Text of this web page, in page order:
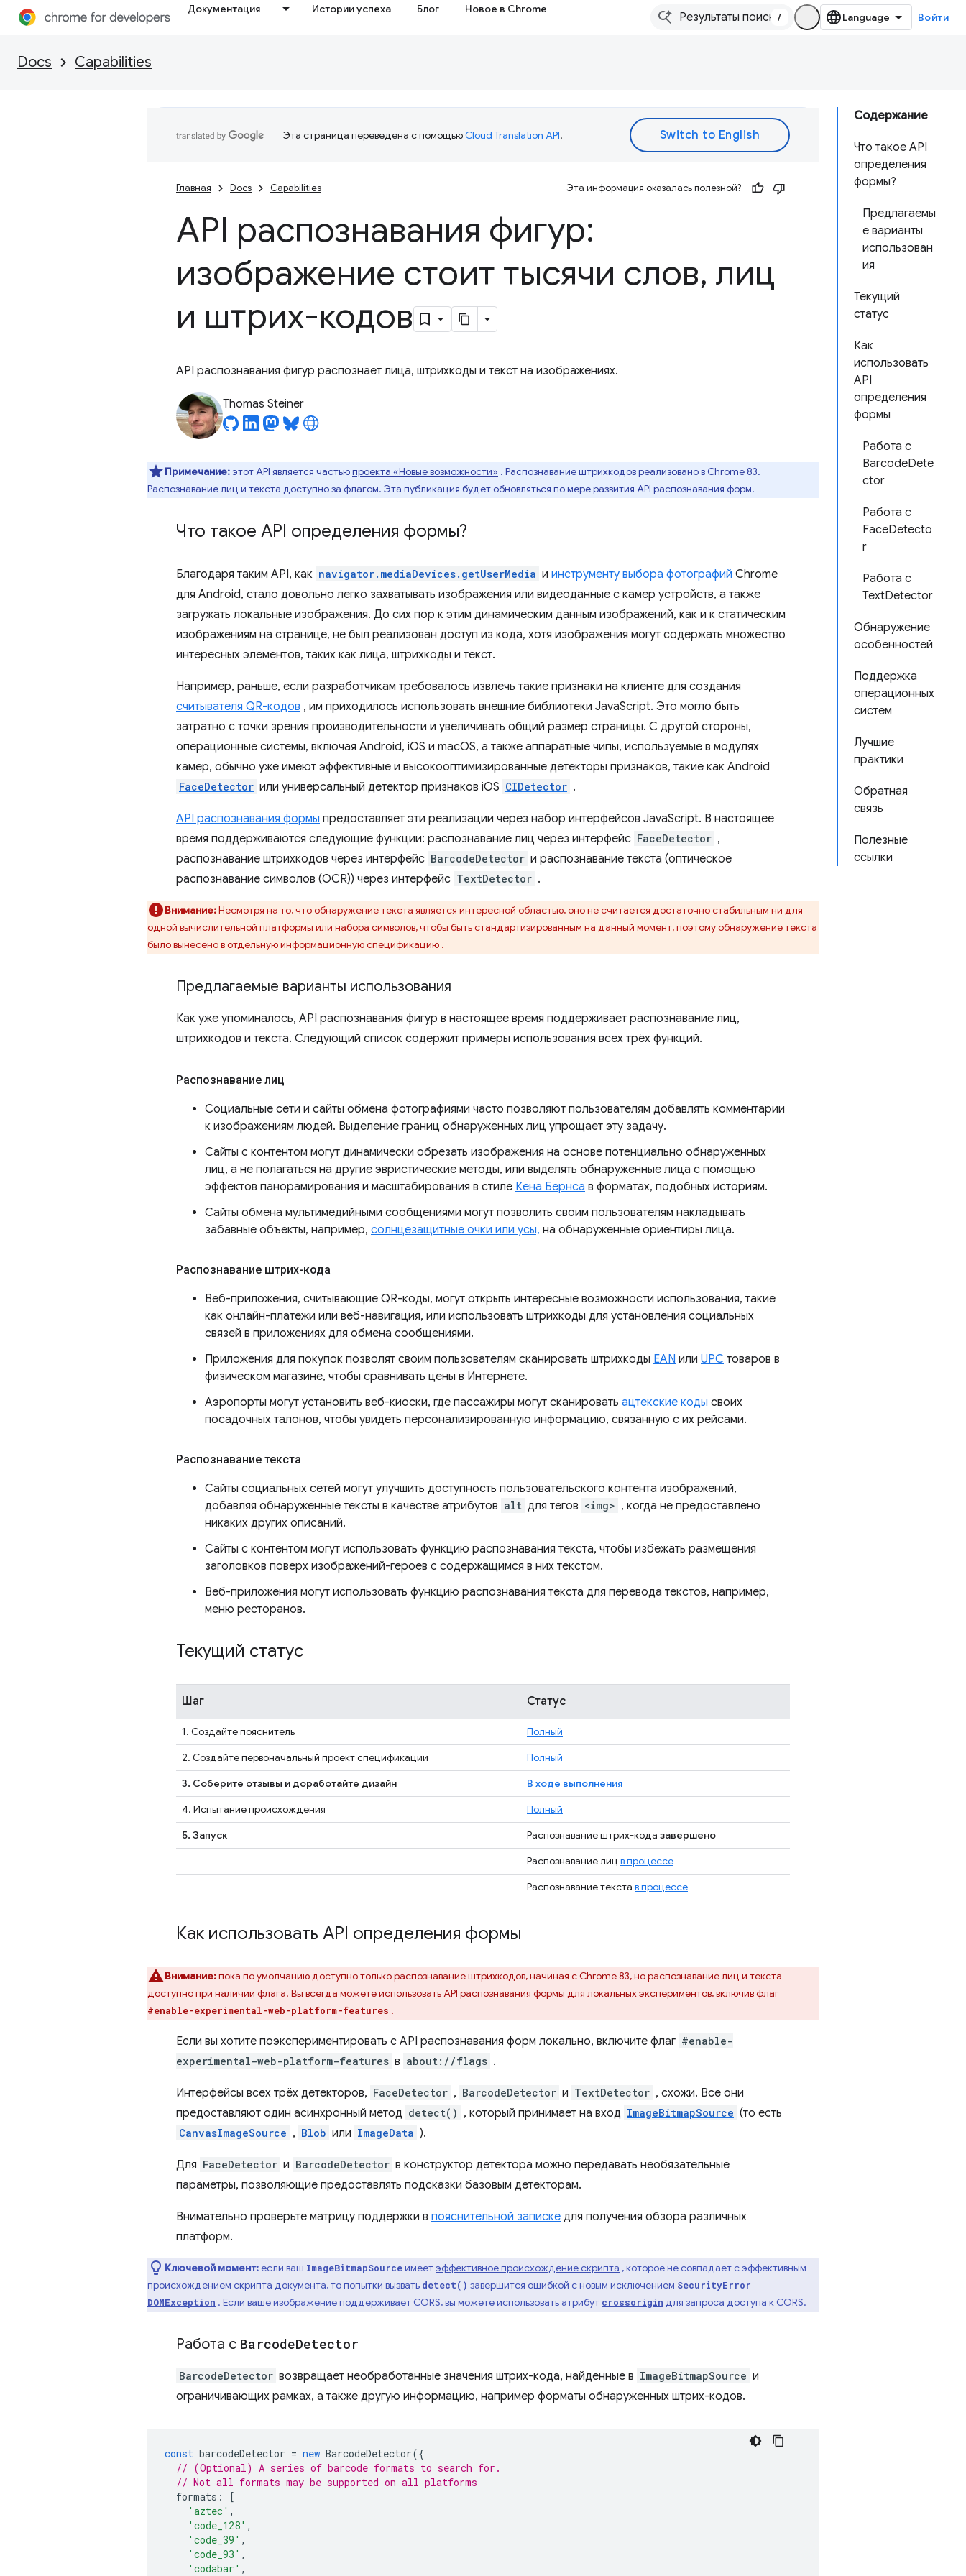
Документация Истории успеха Блог Новое в Chrome
/ Войти
Docs Capabilities
Содержание
Что такое API
определения
формы?
Предлагаемы
е варианты
использован
ия
Текущий
статус
Как
использовать
API
определения
формы
Работа с
BarcodeDete
ctor
Работа с
FaceDetecto
r
Работа с
TextDetector
Обнаружение
особенностей
Поддержка
операционных
систем
Лучшие
практики
Обратная
связь
Полезные
ссылки
Эта страница переведена с помощьюCloud Translation API.
Главная Docs Capabilities Эта информация оказалась полезной?
API распознавания фигур:
изображение стоит тысячи слов, лиц
и штрих-кодов
API распознавания фигур распознает лица, штрихкоды и текст на изображениях.
Thomas Steiner
Примечание:этот API является частьюпроекта «Новые возможности» . Распознавание штрихкодов реализовано в Chrome 83.
Распознавание лиц и текста доступно за флагом. Эта публикация будет обновляться по мере развития API распознавания форм.
Что такое API определения формы?
Благодаря таким API, как navigator.mediaDevices.getUserMedia и инструменту выбора фотографий Chrome
для Android, стало довольно легко захватывать изображения или видеоданные с камер устройств, а также
загружать локальные изображения. До сих пор к этим динамическим данным изображений, как и к статическим
изображениям на странице, не был реализован доступ из кода, хотя изображения могут содержать множество
интересных элементов, таких как лица, штрихкоды и текст.
Например, раньше, если разработчикам требовалось извлечь такие признаки на клиенте для создания
считывателя QR-кодов , им приходилось использовать внешние библиотеки JavaScript. Это могло быть
затратно с точки зрения производительности и увеличивать общий размер страницы. С другой стороны,
операционные системы, включая Android, iOS и macOS, а также аппаратные чипы, используемые в модулях
камер, обычно уже имеют эффективные и высокооптимизированные детекторы признаков, такие как Android
FaceDetector или универсальный детектор признаков iOS CIDetector .
API распознавания формы предоставляет эти реализации через набор интерфейсов JavaScript. В настоящее
время поддерживаются следующие функции: распознавание лиц через интерфейс FaceDetector ,
распознавание штрихкодов через интерфейс BarcodeDetector и распознавание текста (оптическое
распознавание символов (OCR)) через интерфейс TextDetector .
Внимание:Несмотря на то, что обнаружение текста является интересной областью, оно не считается достаточно стабильным ни для
одной вычислительной платформы или набора символов, чтобы быть стандартизированным на данный момент, поэтому обнаружение текста
было вынесено в отдельнуюинформационную спецификацию .
Предлагаемые варианты использования
Как уже упоминалось, API распознавания фигур в настоящее время поддерживает распознавание лиц,
штрихкодов и текста. Следующий список содержит примеры использования всех трёх функций.
Распознавание лиц
Социальные сети и сайты обмена фотографиями часто позволяют пользователям добавлять комментарии
к изображениям людей. Выделение границ обнаруженных лиц упрощает эту задачу.
Сайты с контентом могут динамически обрезать изображения на основе потенциально обнаруженных
лиц, а не полагаться на другие эвристические методы, или выделять обнаруженные лица с помощью
эффектов панорамирования и масштабирования в стиле Кена Бернса в форматах, подобных историям.
Сайты обмена мультимедийными сообщениями могут позволить своим пользователям накладывать
забавные объекты, например, солнцезащитные очки или усы, на обнаруженные ориентиры лица.
Распознавание штрих-кода
Веб-приложения, считывающие QR-коды, могут открыть интересные возможности использования, такие
как онлайн-платежи или веб-навигация, или использовать штрихкоды для установления социальных
связей в приложениях для обмена сообщениями.
Приложения для покупок позволят своим пользователям сканировать штрихкоды EAN или UPC товаров в
физическом магазине, чтобы сравнивать цены в Интернете.
Аэропорты могут установить веб-киоски, где пассажиры могут сканировать ацтекские коды своих
посадочных талонов, чтобы увидеть персонализированную информацию, связанную с их рейсами.
Распознавание текста
Сайты социальных сетей могут улучшить доступность пользовательского контента изображений,
добавляя обнаруженные тексты в качестве атрибутов alt для тегов <img> , когда не предоставлено
никаких других описаний.
Сайты с контентом могут использовать функцию распознавания текста, чтобы избежать размещения
заголовков поверх изображений-героев с содержащимся в них текстом.
Веб-приложения могут использовать функцию распознавания текста для перевода текстов, например,
меню ресторанов.
Текущий статус
Шаг Статус
1. Создайте пояснитель
Полный
2. Создайте первоначальный проект спецификации
Полный
3. Соберите отзывы и доработайте дизайн
В ходе выполнения
4. Испытание происхождения
Полный
5. Запуск
Распознавание штрих-кода завершено
Распознавание лиц в процессе
Распознавание текста в процессе
Как использовать API определения формы
Внимание:пока по умолчанию доступно только распознавание штрихкодов, начиная с Chrome 83, но распознавание лиц и текста
доступно при наличии флага. Вы всегда можете использовать API распознавания формы для локальных экспериментов, включив флаг
#enable-experimental-web-platform-features .
Если вы хотите поэкспериментировать с API распознавания форм локально, включите флаг #enable-
experimental-web-platform-features в about://flags .
Интерфейсы всех трёх детекторов, FaceDetector , BarcodeDetector и TextDetector , схожи. Все они
предоставляют один асинхронный метод detect() , который принимает на вход ImageBitmapSource (то есть
CanvasImageSource , Blob или ImageData ).
Для FaceDetector и BarcodeDetector в конструктор детектора можно передавать необязательные
параметры, позволяющие предоставлять подсказки базовым детекторам.
Внимательно проверьте матрицу поддержки в пояснительной записке для получения обзора различных
платформ.
Ключевой момент:если ваш ImageBitmapSourceимеетэффективное происхождение скрипта , которое не совпадает с эффективным
происхождением скрипта документа, то попытки вызвать detect() завершится ошибкой с новым исключением SecurityError
DOMException . Если ваше изображение поддерживает CORS, вы можете использовать атрибут crossorigin для запроса доступа к CORS.
Работа с BarcodeDetector
BarcodeDetector возвращает необработанные значения штрих-кода, найденные в ImageBitmapSource и
ограничивающих рамках, а также другую информацию, например форматы обнаруженных штрих-кодов.
const barcodeDetector = new BarcodeDetector({
// (Optional) A series of barcode formats to search for.
// Not all formats may be supported on all platforms
formats :
[
'aztec' ,
'code_128' ,
'code_39' ,
'code_93' ,
'codabar' ,